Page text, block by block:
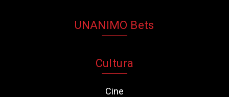
UNANIMO Bets
Cultura
Cine